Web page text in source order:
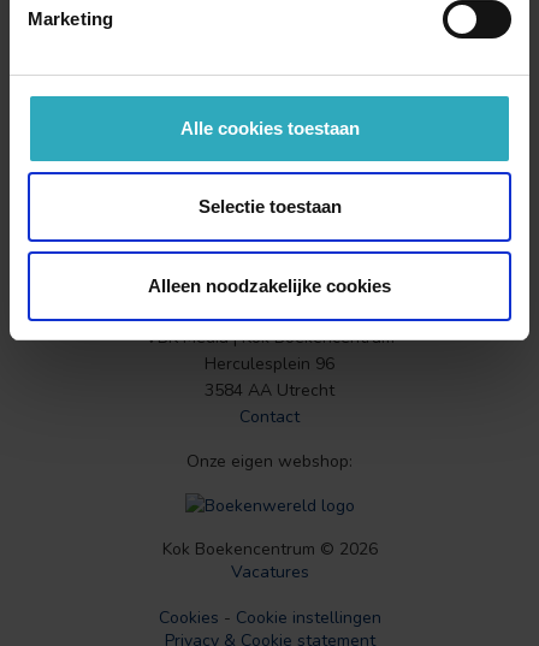
Marketing
Alle cookies toestaan
Selectie toestaan
Alleen noodzakelijke cookies
VBK Media | Kok Boekencentrum
Herculesplein 96
3584 AA Utrecht
Contact
Onze eigen webshop:
Kok Boekencentrum © 2026
Vacatures
Cookies - Cookie instellingen
Privacy & Cookie statement